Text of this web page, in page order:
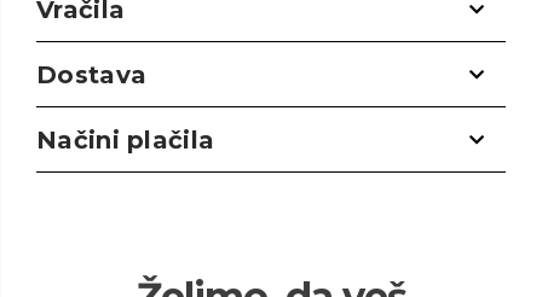
Vračila
Dostava
Načini plačila